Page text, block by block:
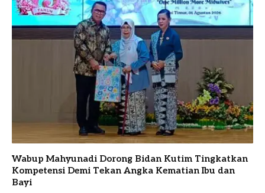
Wabup Mahyunadi Dorong Bidan Kutim Tingkatkan
Kompetensi Demi Tekan Angka Kematian Ibu dan
Bayi